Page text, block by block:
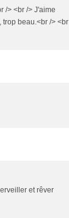
/> <br /> J'aime
trop beau.<br /> <br
et rêver